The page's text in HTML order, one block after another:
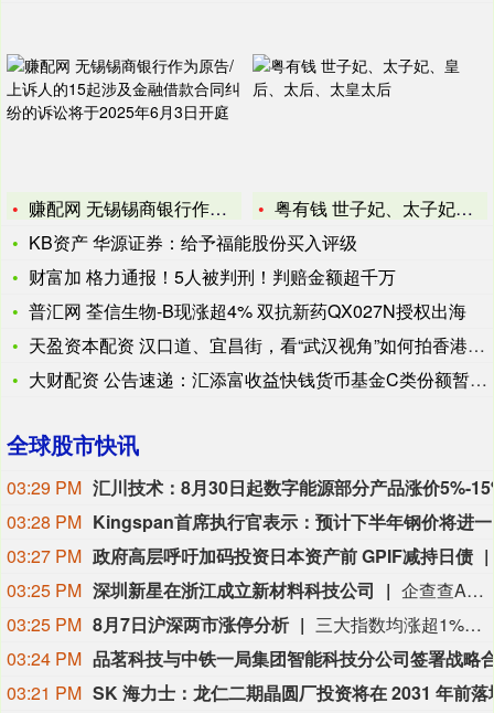
赚配网 无锡锡商银行作为原告/上诉人的15起涉及金融借款合同
粤有钱 世子妃、太子妃、皇后、太后、太皇太后
KB资产 华源证券：给予福能股份买入评级
财富加 格力通报！5人被判刑！判赔金额超千万
普汇网 荃信生物-B现涨超4% 双抗新药QX027N授权出海
天盈资本配资 汉口道、宜昌街，看“武汉视角”如何拍香港！“跃
大财配资 公告速递：汇添富收益快钱货币基金C类份额暂停申购业
全球股市快讯
03:29 PM
03:28 PM
03:27 PM 政府高层呼吁加码投资日本资产前 GPIF减持日债
03:25 PM 深圳新星在浙江成立新材料科技公司
企查查APP显示，近日，浙江新星凌川新材料科技有限公司成立，经营范围包含新兴能源技术研发；电子专用材料制造；电子专用材料研发；电子专用材料销售等。企查查股权穿透显示，该公司由深圳新星(603978)全资持股。
03:25 PM 8月7日沪深两市涨停分析
三大指数均涨超1%、科创50涨2.51%，医药、算力硬件联袂大涨。宝鼎科技、云南锗业、汇绿生态、沃格光电、百花医药均4连板，一图看懂>>
03:24 PM
03:21 PM